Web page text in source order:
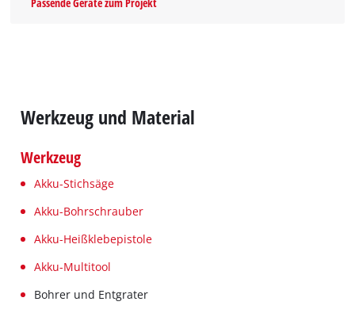
Werkzeug und Material
Werkzeug
Akku-Stichsäge
Akku-Bohrschrauber
Akku-Heißklebepistole
Akku-Multitool
Bohrer und Entgrater